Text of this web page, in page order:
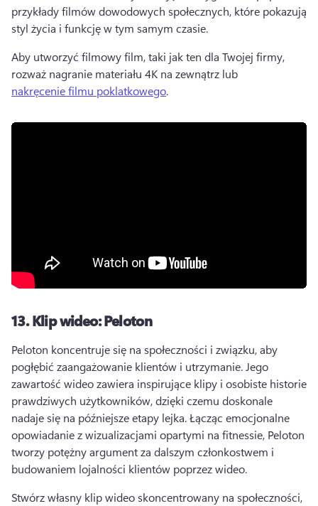
przykłady filmów dowodowych społecznych, które pokazują
styl życia i funkcję w tym samym czasie.
Aby utworzyć filmowy film, taki jak ten dla Twojej firmy,
rozważ nagranie materiału 4K na zewnątrz lub
nakręcenie filmu poklatkowego.
13.Klip wideo: Peloton
Peloton koncentruje się na społeczności i związku, aby
pogłębić zaangażowanie klientów i utrzymanie. Jego
zawartość wideo zawiera inspirujące klipy i osobiste historie
prawdziwych użytkowników, dzięki czemu doskonale
nadaje się na późniejsze etapy lejka. Łącząc emocjonalne
opowiadanie z wizualizacjami opartymi na fitnessie, Peloton
tworzy potężny argument za dalszym członkostwem i
budowaniem lojalności klientów poprzez wideo.
Stwórz własny klip wideo skoncentrowany na społeczności,